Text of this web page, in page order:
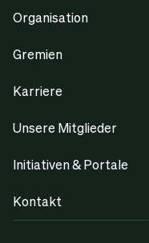
Organisation
Gremien
Karriere
Unsere Mitglieder
Initiativen & Portale
Kontakt